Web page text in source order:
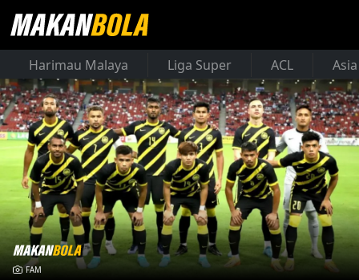
Harimau Malaya Liga Super ACL
FAM